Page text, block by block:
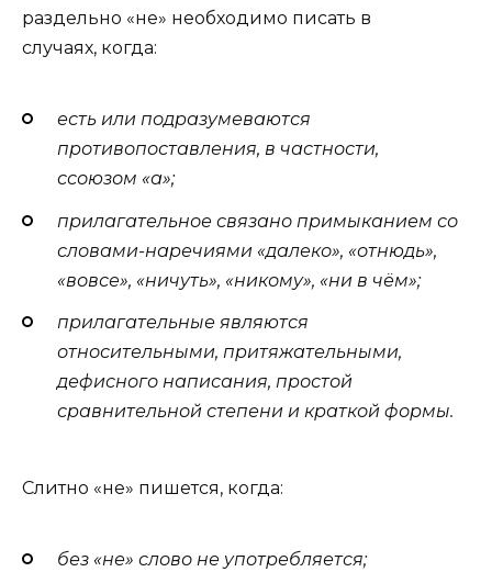
раздельно «не» необходимо писать в
случаях, когда:
есть или подразумеваются
противопоставления, в частности,
ссоюзом «а»;
прилагательное связано примыканием со
словами-наречиями «далеко», «отнюдь»,
«вовсе», «ничуть», «никому», «ни в чём»;
прилагательные являются
относительными, притяжательными,
дефисного написания, простой
сравнительной степени и краткой формы.
Слитно «не» пишется, когда:
без «не» слово не употребляется;